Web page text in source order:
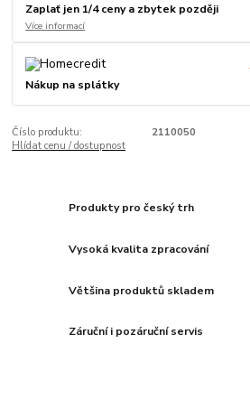
Zaplať jen 1/4 ceny a zbytek později
Více informací
Nákup na splátky
Číslo produktu:
2110050
Hlídat cenu / dostupnost
Produkty pro český trh
Vysoká kvalita zpracování
Většina produktů skladem
Záruční i pozáruční servis